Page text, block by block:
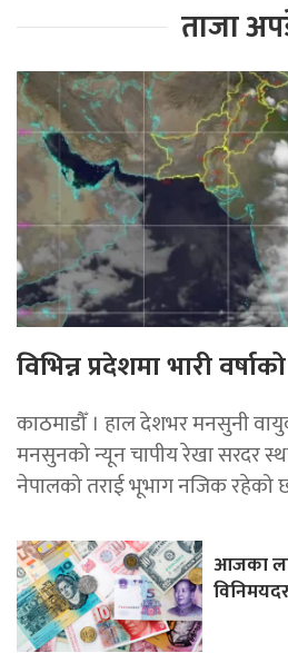
ताजा
विभिन्न प्रदेशमा भारी
काठमाडौँ । हाल देशभर मनसुनी
मनसुनको न्यून चापीय रेखा सरदर
नेपालको तराई भूभाग नजिक रहेको
आजका